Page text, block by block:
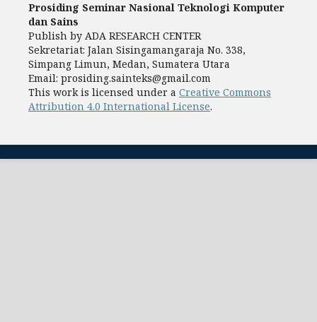
Prosiding Seminar Nasional Teknologi Komputer
dan Sains
Publish by ADA RESEARCH CENTER
Sekretariat: Jalan Sisingamangaraja No. 338,
Simpang Limun, Medan, Sumatera Utara
Email: prosiding.sainteks@gmail.com
This work is licensed under a Creative Commons
Attribution 4.0 International License.